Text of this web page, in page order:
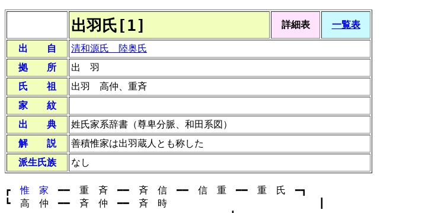
出羽氏[1] 詳細表 一覧表
出 自
清和源氏 陸奥氏
拠 所
出 羽
氏 祖
出羽 高仲、重斉
家 紋
出 典
姓氏家系辞書（尊卑分脈、和田系図）
解 説
善積惟家は出羽蔵人とも称した
派生氏族
なし
┏惟 家 ━━ 重 斉 ━━ 斉 信 ━━ 信 重 ━━ 重 氏 ━┓
┗ 高 仲 ━━ 斉 仲 ━━ 斉 時 ┃